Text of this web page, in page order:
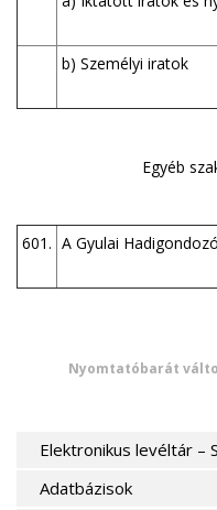
b) Személyi iratok
Egyéb
601. A Gyulai
Nyomtatóbarát
Elektronikus levéltár –
Adatbázisok